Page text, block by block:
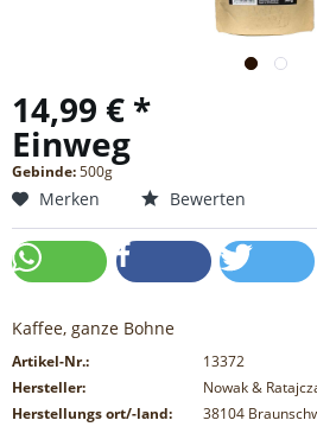
14,99 € *
Einweg
Gebinde:500g
Merken Bewerten
Kaffee, ganze Bohne
Artikel-Nr.:
13372
Hersteller:
Nowak &
Herstellungs ort/-land:
38104